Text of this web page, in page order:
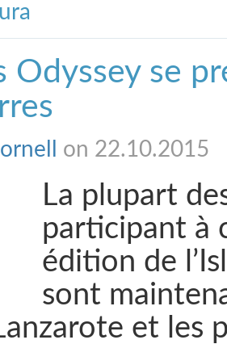
Odyssey se
on 22.10.2015
La plupart
participant à
édition de
sont
et les